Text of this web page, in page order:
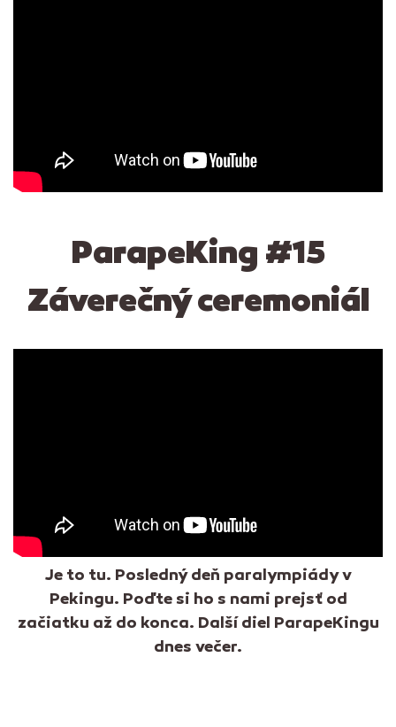
ParapeKing #15
Záverečný ceremoniál
Je to tu. Posledný deň paralympiády v
Pekingu. Poďte si ho s nami prejsť od
začiatku až do konca. Další diel ParapeKingu
dnes večer.